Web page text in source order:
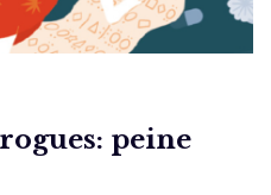
peine